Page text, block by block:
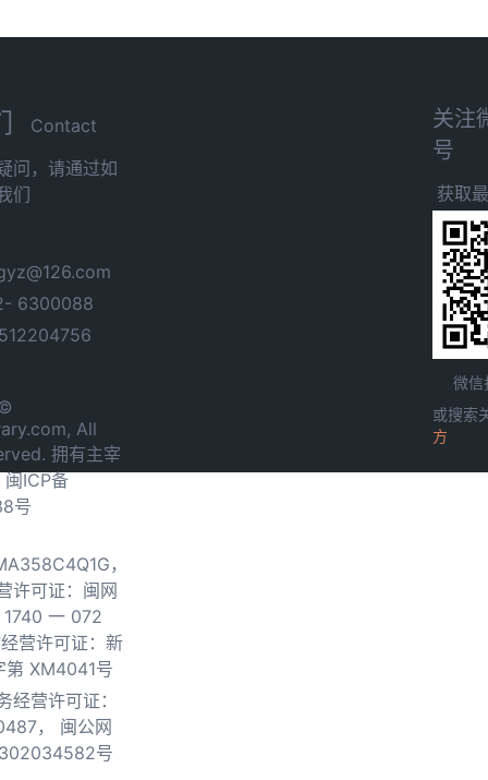
Contact
问，请通过如
们
6300088
All
拥有主宰
闽ICP备
号
，
许可证：闽网
一 072
营许可证：新
第 XM4041号
经营许可证：
，
闽公网
号
关注
号
获取
微信
或搜索
方